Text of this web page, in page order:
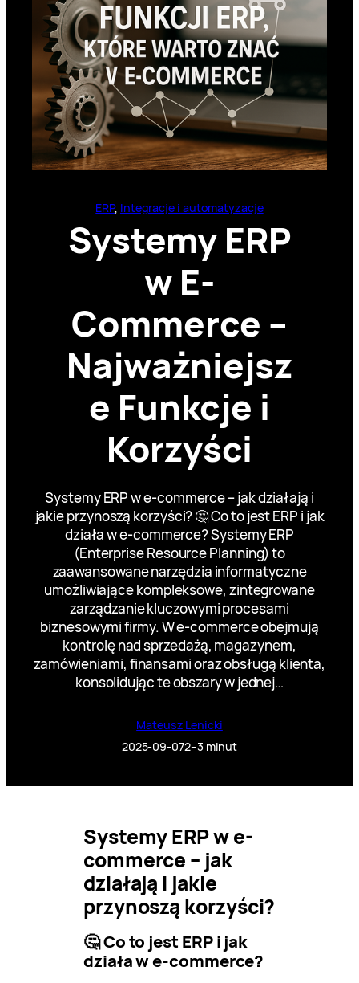
ERP, Integracje i automatyzacje
Systemy ERP
w E-
Commerce –
Najważniejsz
e Funkcje i
Korzyści
Systemy ERP w e-commerce – jak działają i
jakie przynoszą korzyści? 🤔 Co to jest ERP i jak
działa w e-commerce? Systemy ERP
(Enterprise Resource Planning) to
zaawansowane narzędzia informatyczne
umożliwiające kompleksowe, zintegrowane
zarządzanie kluczowymi procesami
biznesowymi firmy. W e-commerce obejmują
kontrolę nad sprzedażą, magazynem,
zamówieniami, finansami oraz obsługą klienta,
konsolidując te obszary w jednej…
Mateusz Lenicki
2025-09-072–3 minut
Systemy ERP w e-
commerce – jak
działają i jakie
przynoszą korzyści?
🤔 Co to jest ERP i jak
działa w e-commerce?